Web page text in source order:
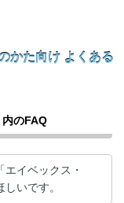
内のFAQ
イベックス・
いです。